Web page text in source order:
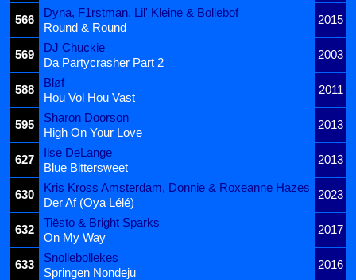
566
Dyna, F1rstman, Lil' Kleine & Bollebof
2015
Round & Round
569
DJ Chuckie
2003
Da Partycrasher Part 2
588
Bløf
2011
Hou Vol Hou Vast
595
Sharon Doorson
2013
High On Your Love
627
Ilse DeLange
2013
Blue Bittersweet
630
Kris Kross Amsterdam, Donnie & Roxeanne Hazes
2023
Der Af (Oya Lélé)
632
Tiësto & Bright Sparks
2017
On My Way
633
Snollebollekes
2016
Springen Nondeju